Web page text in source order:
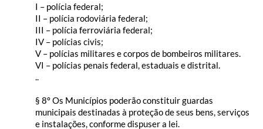
I – polícia federal;
II – polícia rodoviária federal;
III – polícia ferroviária federal;
IV – polícias civis;
V – polícias militares e corpos de bombeiros militares.
VI – polícias penais federal, estaduais e distrital.
..
§ 8º Os Municípios poderão constituir guardas
municipais destinadas à proteção de seus bens, serviços
e instalações, conforme dispuser a lei.